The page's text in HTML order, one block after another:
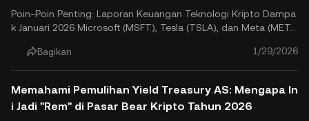
n
Poin-Poin Penting: Laporan Keuangan Teknologi Kripto Dampa
k Januari 2026 Microsoft (MSFT), Tesla (TSLA), dan Meta (MET
p pada 28 Januari 2026, dengan Meta dan Tesla memberikan ki
nerja yang kuat dan panduan positif, sementara Microsoft me
Bagikan 1/29/2026
Memahami Pemulihan Yield Treasury AS: Mengapa In
i Jadi "Rem" di Pasar Bear Kripto Tahun 2026